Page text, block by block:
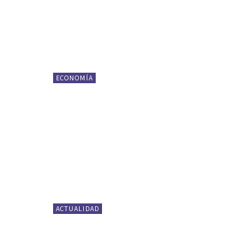
ECONOMÍA
ACTUALIDAD